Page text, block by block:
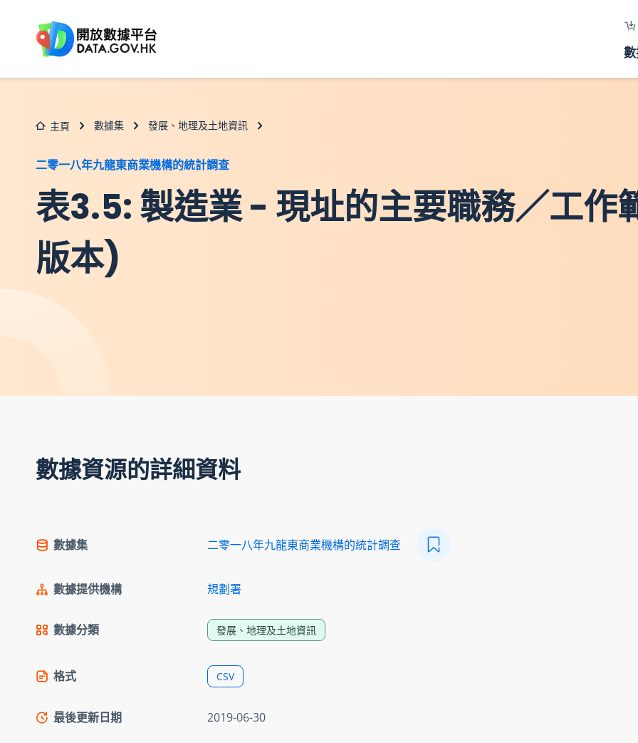
主頁 數據集 發展、地理及土地資訊
二零一八年九龍東商業機構的統計調查
表3.5: 製造業 - 現址的主要職務／工作
版本)
數據資源的詳細資料
數據集 二零一八年九龍東商業機構的統計調查
數據提供機構 規劃署
數據分類 發展、地理及土地資訊
格式 CSV
最後更新日期 2019-06-30